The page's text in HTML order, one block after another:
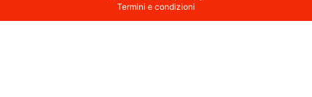
Termini e condizioni